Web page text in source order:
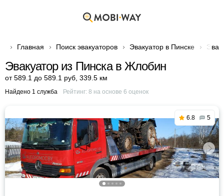
Главная Поиск эвакуаторов Эвакуатор в Пинске
Эвакуатор из Пинска в Жлобин
от 589.1 до 589.1 руб 339.5 км
Найдено 1 служба Рейтинг: 8 на основе 6 оценок
6.8 5